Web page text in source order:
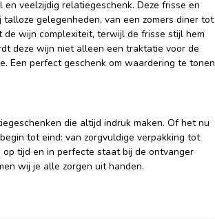
veelzijdig relatiegeschenk. Deze frisse en
gelegenheden, van een zomers diner tot
wijn complexiteit, terwijl de frisse stijl hem
deze wijn niet alleen een traktatie voor de
Een perfect geschenk om waardering te tonen
die altijd indruk maken. Of het nu
tot eind: van zorgvuldige verpakking tot
tijd en in perfecte staat bij de ontvanger
wij je alle zorgen uit handen.